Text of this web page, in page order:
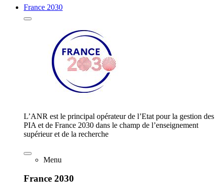
France 2030
L’ANR est le principal opérateur de l’Etat pour la gestion des
PIA et de France 2030 dans le champ de l’enseignement
supérieur et de la recherche
Menu
France 2030